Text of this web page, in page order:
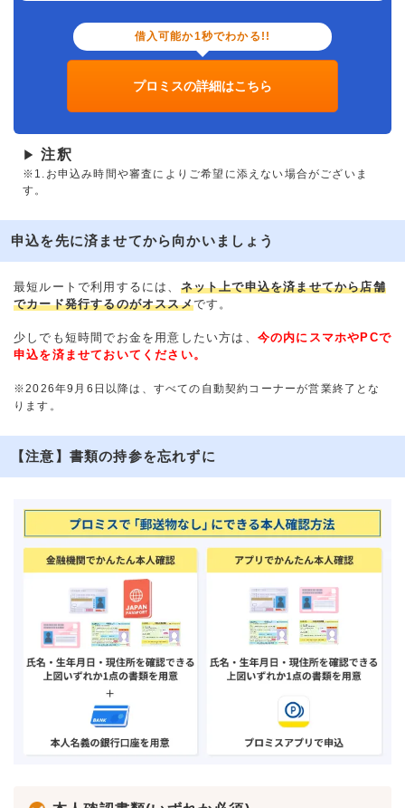
借入可能か1秒でわかる!!
プロミスの詳細はこちら
▶ 注釈
※1.お申込み時間や審査によりご希望に添えない場合がございま
す。
申込を先に済ませてから向かいましょう
最短ルートで利用するには、 ネット上で申込を済ませてから店舗
でカード発行するのがオススメです。
少しでも短時間でお金を用意したい方は、 今の内にスマホやPCで
申込を済ませておいてください。
※2026年9月6日以降は、すべての自動契約コーナーが営業終了とな
ります。
【注意】書類の持参を忘れずに